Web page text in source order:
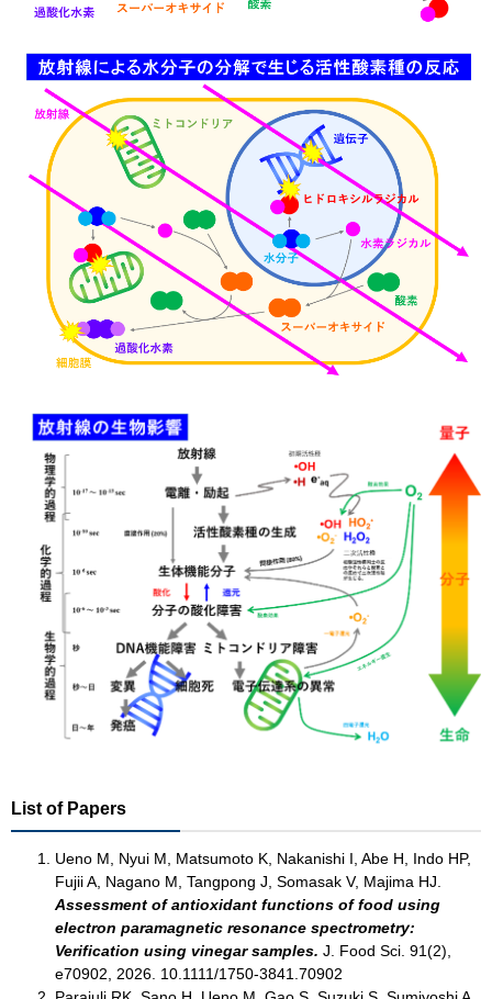
List of Papers
Ueno M, Nyui M, Matsumoto K, Nakanishi I, Abe H, Indo HP,
Fujii A, Nagano M, Tangpong J, Somasak V, Majima HJ.
Assessment of antioxidant functions of food using
electron paramagnetic resonance spectrometry:
Verification using vinegar samples. J. Food Sci. 91(2),
e70902, 2026. 10.1111/1750-3841.70902